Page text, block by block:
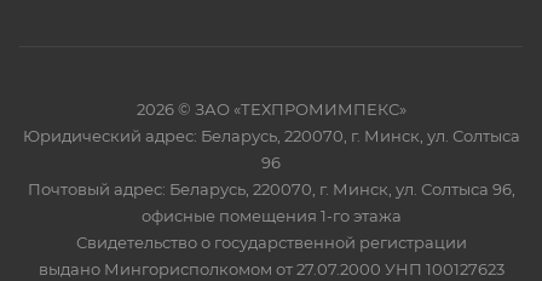
2026 © ЗАО «ТЕХПРОМИМПЕКС»
Юридический адрес: Беларусь, 220070, г. Минск, ул. Солтыса
96
Почтовый адрес: Беларусь, 220070, г. Минск, ул. Солтыса 96,
офисные помещения 1-го этажа
Свидетельство о государственной регистрации
выдано Мингорисполкомом от 27.07.2000 УНП 100127623